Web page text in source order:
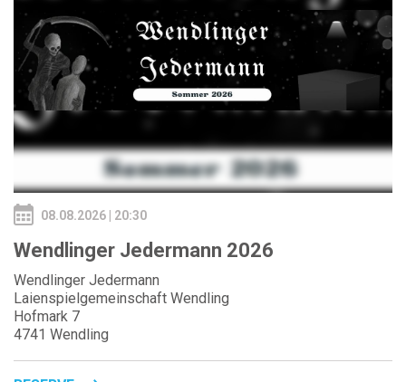
08.08.2026 | 20:30
Wendlinger Jedermann 2026
Wendlinger Jedermann
Laienspielgemeinschaft Wendling
Hofmark 7
4741 Wendling